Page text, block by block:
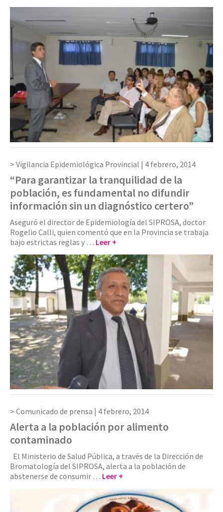
Vigilancia Epidemiológica Provincial | 4 febrero, 2014
“Para garantizar la tranquilidad de la
población, es fundamental no difundir
información sin un diagnóstico certero”
Aseguró el director de Epidemiología del SIPROSA, doctor
Rogelio Calli, quien comentó que en la Provincia se trabaja
bajo estrictas reglas y … Leer +
Comunicado de prensa | 4 febrero, 2014
Alerta a la población por alimento
contaminado
El Ministerio de Salud Pública, a través de la Dirección de
Bromatología del SIPROSA, alerta a la población de
abstenerse de consumir … Leer +